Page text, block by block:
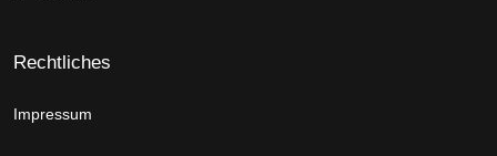
Rechtliches
Impressum